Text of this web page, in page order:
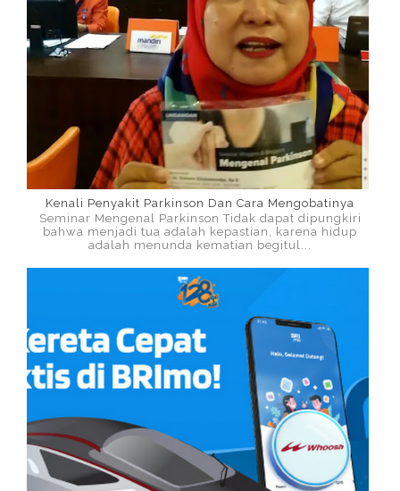
Kenali Penyakit Parkinson Dan Cara Mengobatinya
Seminar Mengenal Parkinson Tidak dapat dipungkiri
bahwa menjadi tua adalah kepastian, karena hidup
adalah menunda kematian begitul...